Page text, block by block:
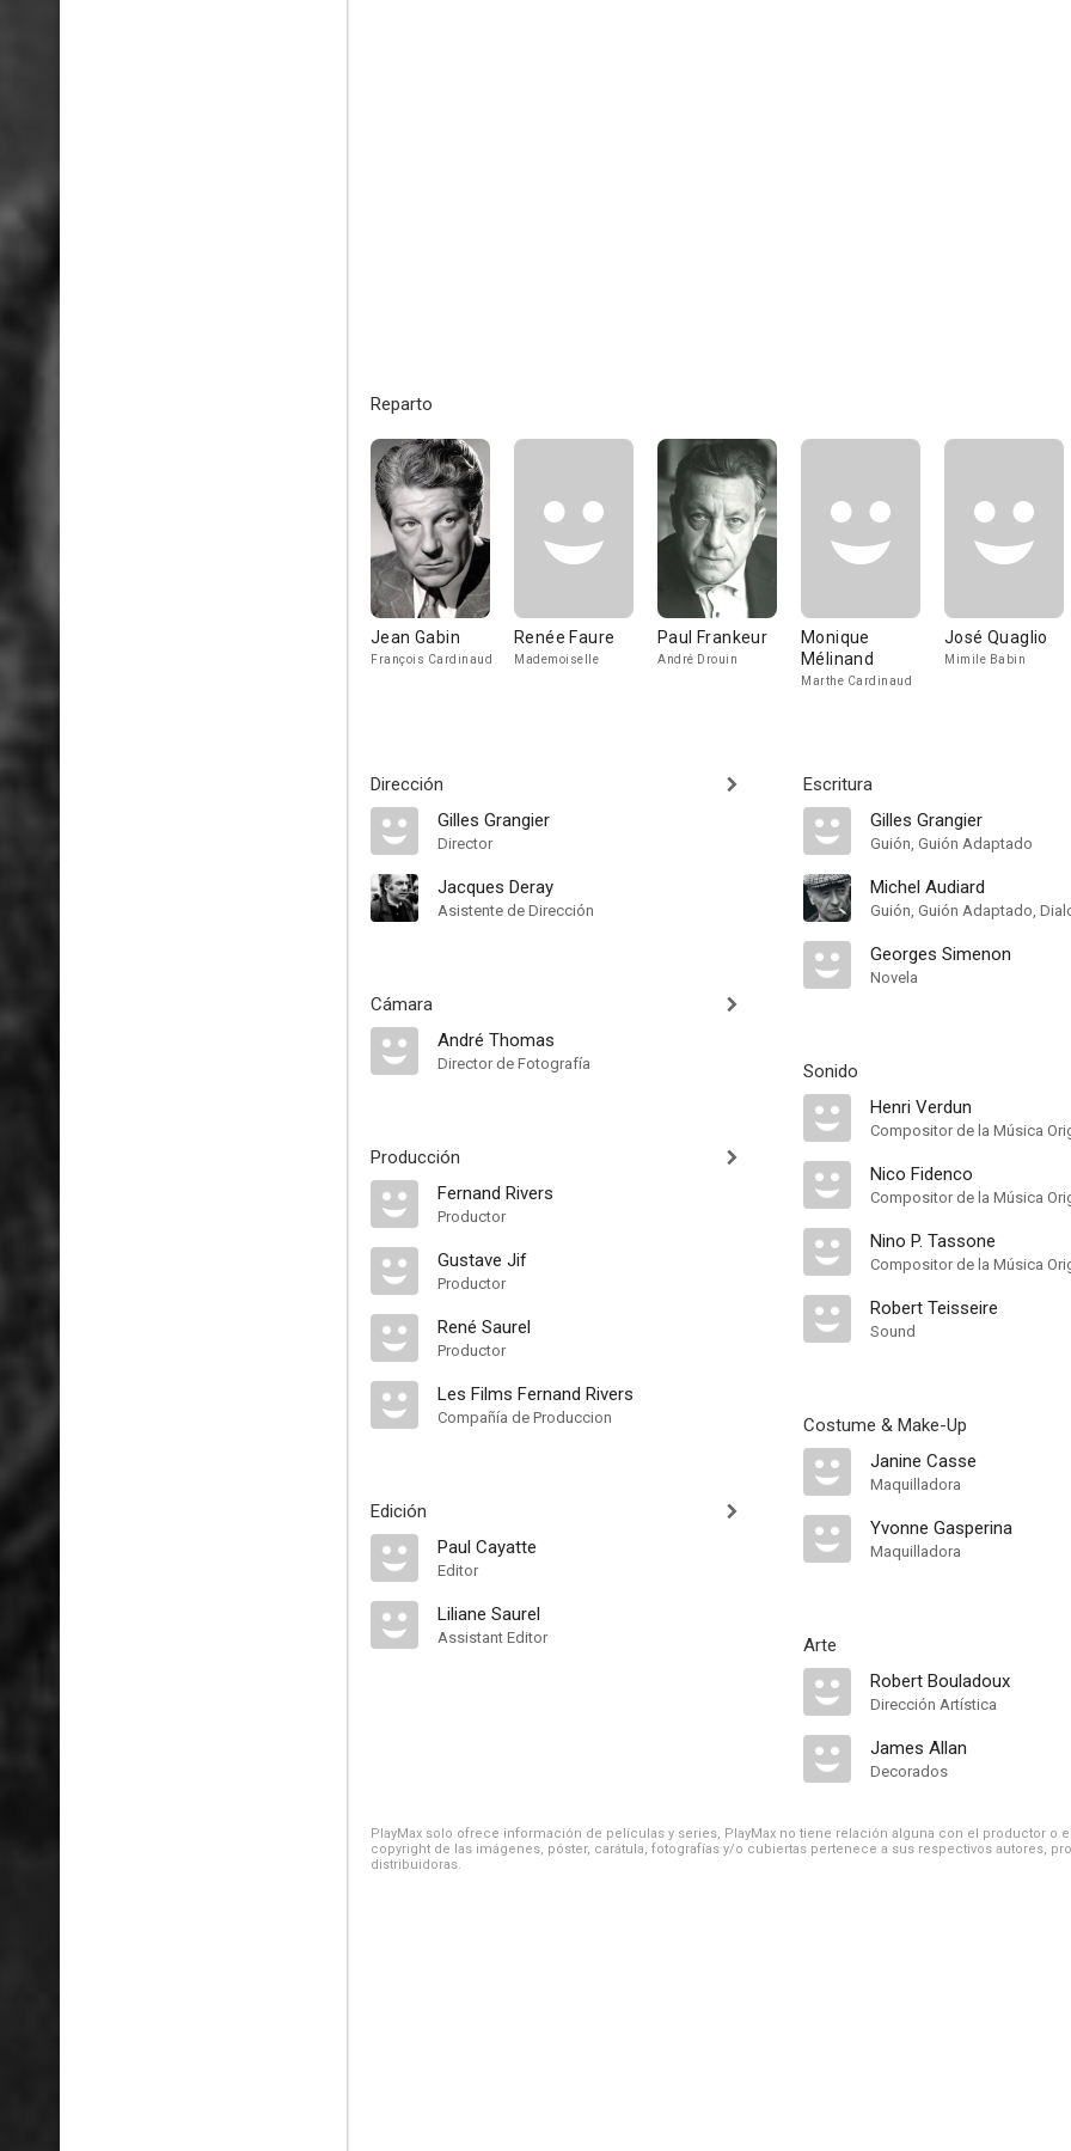
Reparto
Jean Gabin
François Cardinaud
Renée Faure
Mademoiselle
Paul Frankeur
André Drouin
Monique
Mélinand
Marthe Cardinaud
José Quaglio
Mimile Babin
Dirección
Gilles Grangier
Director
Jacques Deray
Asistente de Dirección
Cámara
André Thomas
Director de Fotografía
Producción
Fernand Rivers
Productor
Gustave Jif
Productor
René Saurel
Productor
Les Films Fernand Rivers
Compañía de Produccion
Edición
Paul Cayatte
Editor
Liliane Saurel
Assistant Editor
Escritura
Gilles Grangier
Guión, Guión Adaptado
Michel Audiard
Guión, Guión Adaptado,
Georges Simenon
Novela
Sonido
Henri Verdun
Compositor de la Música
Nico Fidenco
Compositor de la Música
Nino P. Tassone
Compositor de la Música
Robert Teisseire
Sound
Costume & Make-Up
Janine Casse
Maquilladora
Yvonne Gasperina
Maquilladora
Arte
Robert Bouladoux
Dirección Artística
James Allan
Decorados
PlayMax solo ofrece información de películas y series, PlayMax no tiene relación alguna con el productor o
copyright de las imágenes, póster, carátula, fotografías y/o cubiertas pertenece a sus respectivos autores,
distribuidoras.